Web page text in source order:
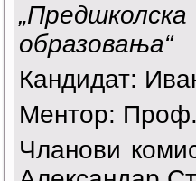
„
образовања“
Кандидат:
Ментор:
Чланови